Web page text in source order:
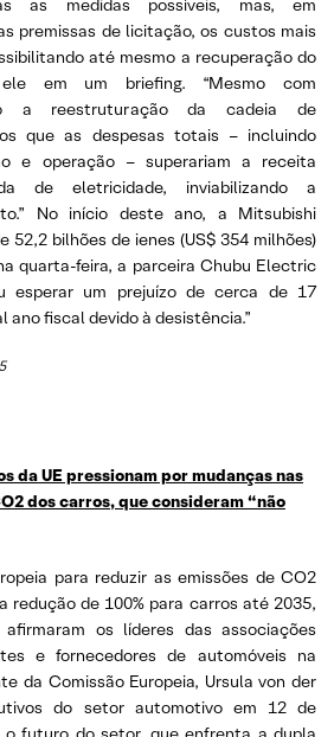
as medidas possíveis, mas, em
premissas de licitação, os custos mais
até mesmo a recuperação do
ele em um briefing. “Mesmo com
a reestruturação da cadeia de
que as despesas totais – incluindo
e operação – superariam a receita
de eletricidade, inviabilizando a
No início deste ano, a Mitsubishi
52,2 bilhões de ienes (US$ 354 milhões)
quarta-feira, a parceira Chubu Electric
esperar um prejuízo de cerca de 17
ano fiscal devido à desistência.”
da UE pressionam por mudanças nas
dos carros, que consideram “não
para reduzir as emissões de CO2
redução de 100% para carros até 2035,
os líderes das associações
e fornecedores de automóveis na
da Comissão Europeia, Ursula von der
do setor automotivo em 12 de